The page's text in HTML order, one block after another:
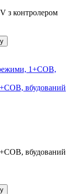
з контролером
вбудований
вбудований